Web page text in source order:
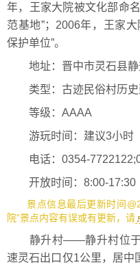
年，王家大院被文化部命
范基地”；2006年，王家
保护单位”。
地址：晋中市灵石县静
类型：古迹民俗村历史
等级：AAAA
游玩时间：建议3小时
电话：0354-
开放时间：8:00-17:30
景点信息最后更新时间
院”景点内容有误或有更新，请
静升村——静升村位于
速灵石出口仅1公里，居